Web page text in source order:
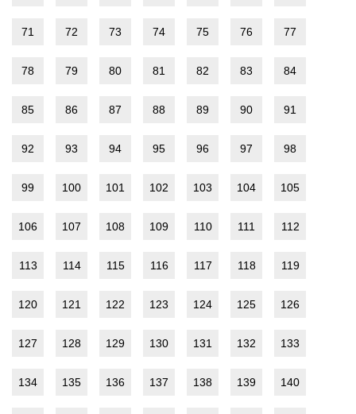
71 72 73 74 75 76 77
78 79 80 81 82 83 84
85 86 87 88 89 90 91
92 93 94 95 96 97 98
99 100 101 102 103 104 105
106 107 108 109 110 111 112
113 114 115 116 117 118 119
120 121 122 123 124 125 126
127 128 129 130 131 132 133
134 135 136 137 138 139 140